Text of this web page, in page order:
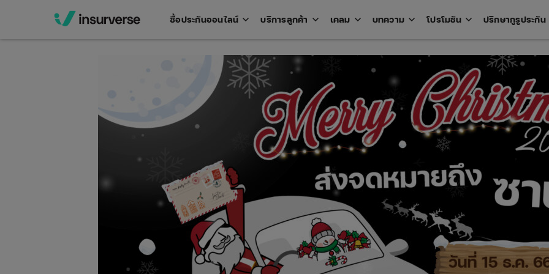
ซื้อประกันออนไลน์ keyboard_arrow_down Open
บริการลูกค้า keyboard_arrow_down Open
เคลม keyboard_arrow_down Open
บทความ keyboard_arrow_down Open
โปรโมชัน keyboard_arrow_down Open
ปรึกษากูรูประกัน